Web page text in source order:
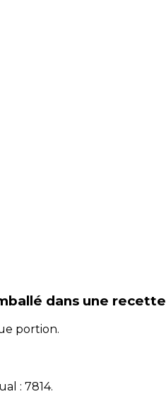
dans une recette
portion.
: 7814.